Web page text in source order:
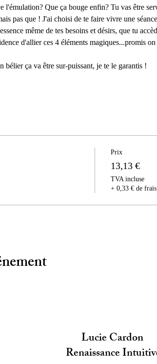
l'émulation? Que ça bouge enfin? Tu vas être
pas que ! J'ai choisi de te faire vivre une
même de tes besoins et désirs, que tu
d'allier ces 4 éléments magiques...promis
bélier ça va être sur-puissant, je te le garantis !
Prix
13,13 €
TVA incluse
+ 0,33 € de
Lucie Cardon
Renaissance